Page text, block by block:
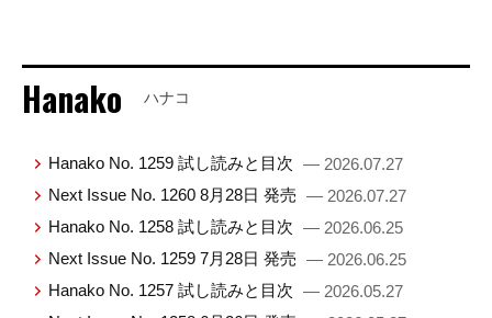
Hanako ハナコ
Hanako No. 1259 試し読みと目次 — 2026.07.27
Next Issue No. 1260 8月28日 発売 — 2026.07.27
Hanako No. 1258 試し読みと目次 — 2026.06.25
Next Issue No. 1259 7月28日 発売 — 2026.06.25
Hanako No. 1257 試し読みと目次 — 2026.05.27